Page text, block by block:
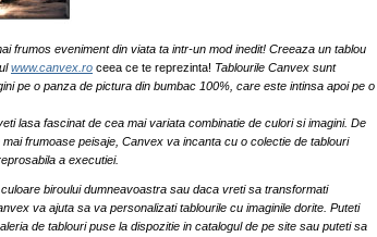
frumos eveniment din viata ta intr-un mod inedit! Creeaza un tablou
www.canvex.ro ceea ce te reprezinta! Tablourile Canvex sunt
pe o panza de pictura din bumbac 100%, care este intinsa apoi pe o
lasa fascinat de cea mai variata combinatie de culori si imagini. De
frumoase peisaje, Canvex va incanta cu o colectie de tablouri
a executiei.
biroului dumneavoastra sau daca vreti sa transformati
va ajuta sa va personalizati tablourile cu imaginile dorite. Puteti
de tablouri puse la dispozitie in catalogul de pe site sau puteti sa